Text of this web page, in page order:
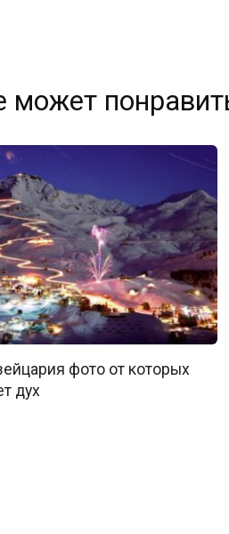
может
фото от которых
дух